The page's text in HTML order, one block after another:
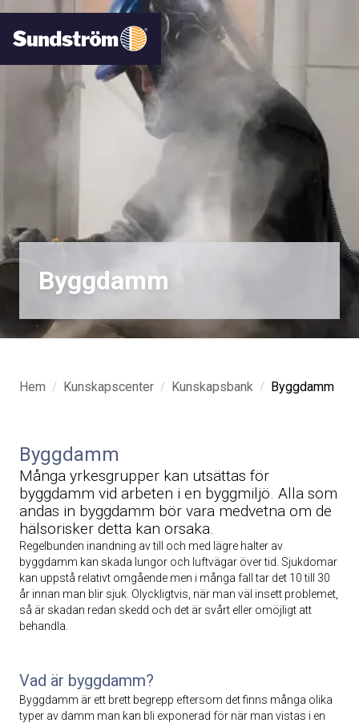
Byggdamm
Hem / Kunskapscenter / Kunskapsbank / Byggdamm
Byggdamm
Många yrkesgrupper kan utsättas för
byggdamm vid arbeten i en byggmiljö. Alla som
andas in byggdamm bör vara medvetna om de
hälsorisker detta kan orsaka.
Regelbunden inandning av till och med lägre halter av
byggdamm kan skada lungor och luftvägar över tid. Sjukdomar
kan uppstå relativt omgående men i många fall tar det 10 till 30
år innan man blir sjuk. Olyckligtvis, när man väl insett problemet,
så är skadan redan skedd och det är svårt eller omöjligt att
behandla.
Vad är byggdamm?
Byggdamm är ett brett begrepp eftersom det finns många olika
typer av damm man kan bli exponerad för när man vistas i en